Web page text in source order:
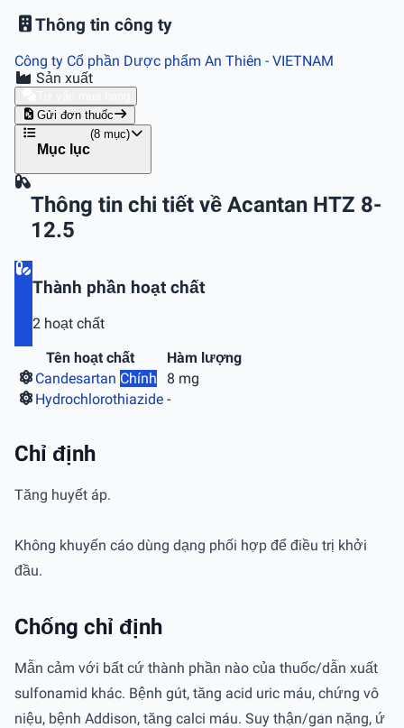
Thông tin công ty
Công ty Cổ phần Dược phẩm An Thiên - VIETNAM
Sản xuất
Gửi đơn thuốc
Mục lục
(8 mục)
Thông tin chi tiết về Acantan HTZ 8-
12.5
Thành phần hoạt chất
2 hoạt chất
Tên hoạt chất
Hàm lượng
Candesartan Chính
8 mg
Hydrochlorothiazide -
Chỉ định
Tăng huyết áp.
Không khuyến cáo dùng dạng phối hợp để điều trị khởi
đầu.
Chống chỉ định
Mẫn cảm với bất cứ thành phần nào của thuốc/dẫn xuất
sulfonamid khác. Bệnh gút, tăng acid uric máu, chứng vô
niệu, bệnh Addison, tăng calci máu. Suy thận/gan nặng, ứ